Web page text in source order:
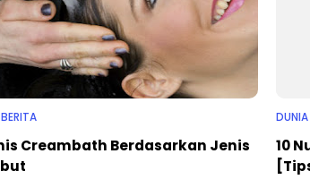
Creambath Berdasarkan Jenis
DUNIA
10